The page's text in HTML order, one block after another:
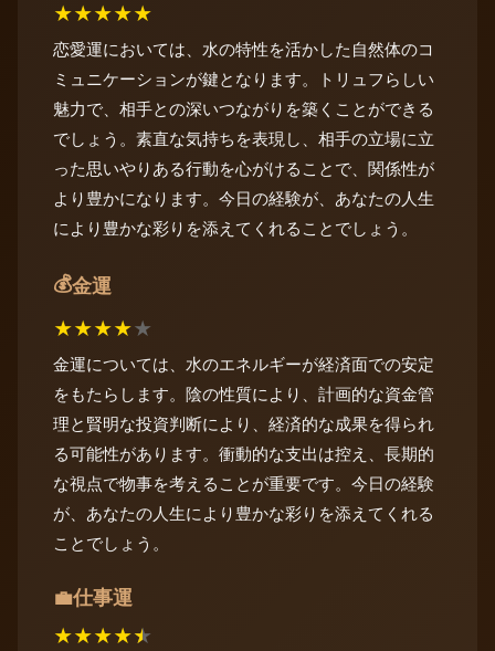
★★★★★
恋愛運においては、水の特性を活かした自然体のコ
ミュニケーションが鍵となります。トリュフらしい
魅力で、相手との深いつながりを築くことができる
でしょう。素直な気持ちを表現し、相手の立場に立
った思いやりある行動を心がけることで、関係性が
より豊かになります。今日の経験が、あなたの人生
により豊かな彩りを添えてくれることでしょう。
💰金運
★★★★★
金運については、水のエネルギーが経済面での安定
をもたらします。陰の性質により、計画的な資金管
理と賢明な投資判断により、経済的な成果を得られ
る可能性があります。衝動的な支出は控え、長期的
な視点で物事を考えることが重要です。今日の経験
が、あなたの人生により豊かな彩りを添えてくれる
ことでしょう。
💼仕事運
★★★★★